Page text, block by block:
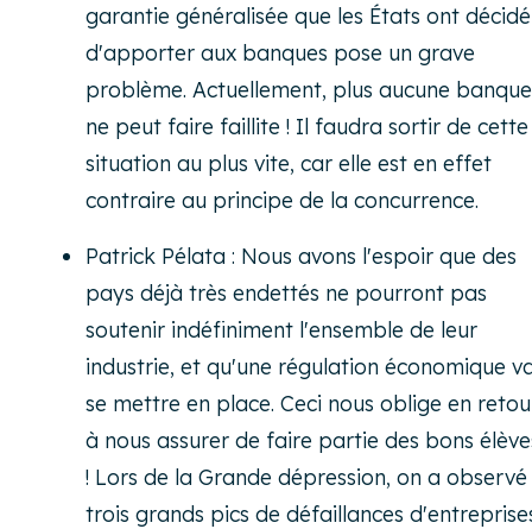
garantie généralisée que les États ont décidé
d'apporter aux banques pose un grave
problème. Actuellement, plus aucune banque
ne peut faire faillite ! Il faudra sortir de cette
situation au plus vite, car elle est en effet
contraire au principe de la concurrence.
Patrick Pélata : Nous avons l'espoir que des
pays déjà très endettés ne pourront pas
soutenir indéfiniment l'ensemble de leur
industrie, et qu'une régulation économique
se mettre en place. Ceci nous oblige en
à nous assurer de faire partie des bons
! Lors de la Grande dépression, on a observé
trois grands pics de défaillances